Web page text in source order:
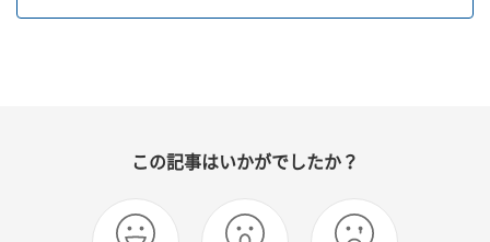
この記事はいかがでしたか？